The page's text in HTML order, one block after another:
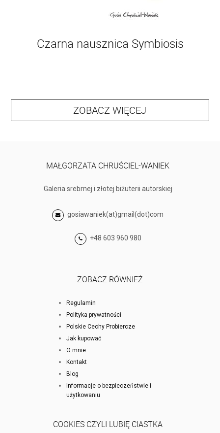
Czarna nausznica Symbiosis
ZOBACZ WIĘCEJ
MAŁGORZATA CHRUŚCIEL-WANIEK
Galeria srebrnej i złotej biżuterii autorskiej
gosiawaniek(at)gmail(dot)com
+48 603 960 980
ZOBACZ RÓWNIEŻ
Regulamin
Polityka prywatności
Polskie Cechy Probiercze
Jak kupować
O mnie
Kontakt
Blog
Informacje o bezpieczeństwie i
użytkowaniu
COOKIES CZYLI LUBIĘ CIASTKA